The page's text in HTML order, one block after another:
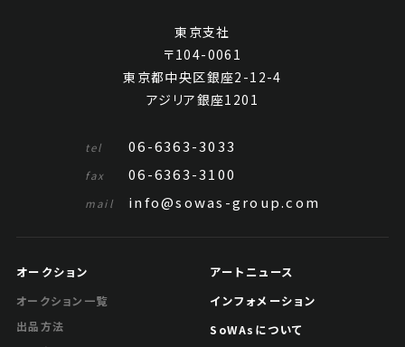
王廷珏 蘭竹圖
JPY 10,000 - 30,000
東京支社
〒104-0061
東京都中央区銀座2-12-4
アジリア銀座1201
tel 06-6363-3033
fax 06-6363-3100
mail info@sowas-group.com
オークション
オークション一覧
出品方法
アートニュース
インフォメーション
SoWAsについて